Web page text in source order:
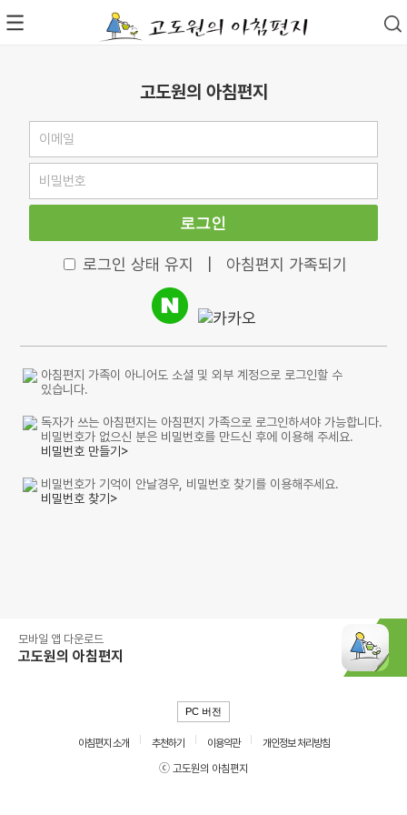
고도원의 아침편지
로그인
로그인 상태 유지 아침편지 가족되기
아침편지 가족이 아니어도 소셜 및 외부 계정으로 로그인할 수
있습니다.
독자가 쓰는 아침편지는 아침편지 가족으로 로그인하셔야 가능합니다.
비밀번호가 없으신 분은 비밀번호를 만드신 후에 이용해 주세요.
비밀번호 만들기>
비밀번호가 기억이 안날경우, 비밀번호 찾기를 이용해주세요.
비밀번호 찾기>
모바일 앱 다운로드
고도원의 아침편지
PC 버전
아침편지 소개 추천하기 이용약관
개인정보 처리방침
ⓒ 고도원의 아침편지